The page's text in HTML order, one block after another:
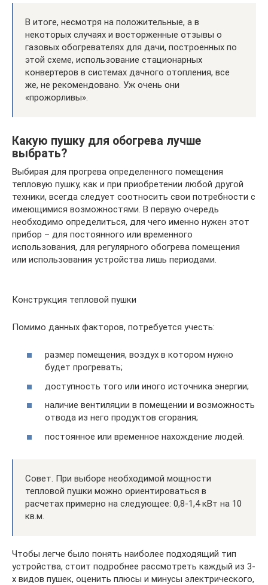
В итоге, несмотря на положительные, а в
некоторых случаях и восторженные отзывы о
газовых обогревателях для дачи, построенных по
этой схеме, использование стационарных
конвертеров в системах дачного отопления, все
же, не рекомендовано. Уж очень они
«прожорливы».
Какую пушку для обогрева лучше
выбрать?
Выбирая для прогрева определенного помещения
тепловую пушку, как и при приобретении любой другой
техники, всегда следует соотносить свои потребности с
имеющимися возможностями. В первую очередь
необходимо определиться, для чего именно нужен этот
прибор – для постоянного или временного
использования, для регулярного обогрева помещения
или использования устройства лишь периодами.
Конструкция тепловой пушки
Помимо данных факторов, потребуется учесть:
размер помещения, воздух в котором нужно
будет прогревать;
доступность того или иного источника энергии;
наличие вентиляции в помещении и возможность
отвода из него продуктов сгорания;
постоянное или временное нахождение людей.
Совет. При выборе необходимой мощности
тепловой пушки можно ориентироваться в
расчетах примерно на следующее: 0,8-1,4 кВт на 10
кв.м.
Чтобы легче было понять наиболее подходящий тип
устройства, стоит подробнее рассмотреть каждый из 3-
х видов пушек, оценить плюсы и минусы электрического,